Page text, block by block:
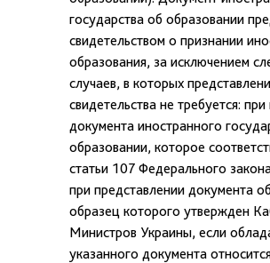
государства об образовании
свидетельством о признании
образования, за исключением
случаев, в которых
свидетельства не требуется:
документа иностранного
образовании, которое
статьи 107 Федерального
при представлении документа
образец которого утвержден
Министров Украины, если
указанного документа